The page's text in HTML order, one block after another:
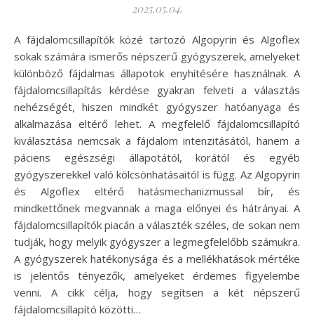
2025.05.04.
A fájdalomcsillapítók közé tartozó Algopyrin és Algoflex
sokak számára ismerős népszerű gyógyszerek, amelyeket
különböző fájdalmas állapotok enyhítésére használnak. A
fájdalomcsillapítás kérdése gyakran felveti a választás
nehézségét, hiszen mindkét gyógyszer hatóanyaga és
alkalmazása eltérő lehet. A megfelelő fájdalomcsillapító
kiválasztása nemcsak a fájdalom intenzitásától, hanem a
páciens egészségi állapotától, korától és egyéb
gyógyszerekkel való kölcsönhatásaitól is függ. Az Algopyrin
és Algoflex eltérő hatásmechanizmussal bír, és
mindkettőnek megvannak a maga előnyei és hátrányai. A
fájdalomcsillapítók piacán a választék széles, de sokan nem
tudják, hogy melyik gyógyszer a legmegfelelőbb számukra.
A gyógyszerek hatékonysága és a mellékhatások mértéke
is jelentős tényezők, amelyeket érdemes figyelembe
venni. A cikk célja, hogy segítsen a két népszerű
fájdalomcsillapító közötti…